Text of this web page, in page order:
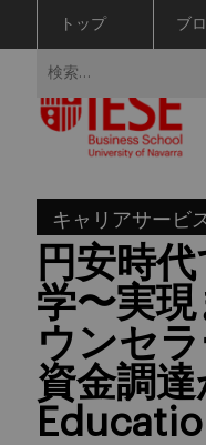
トップ ブ
キャリアサービ
円安時
学〜実
ウンセ
資金調